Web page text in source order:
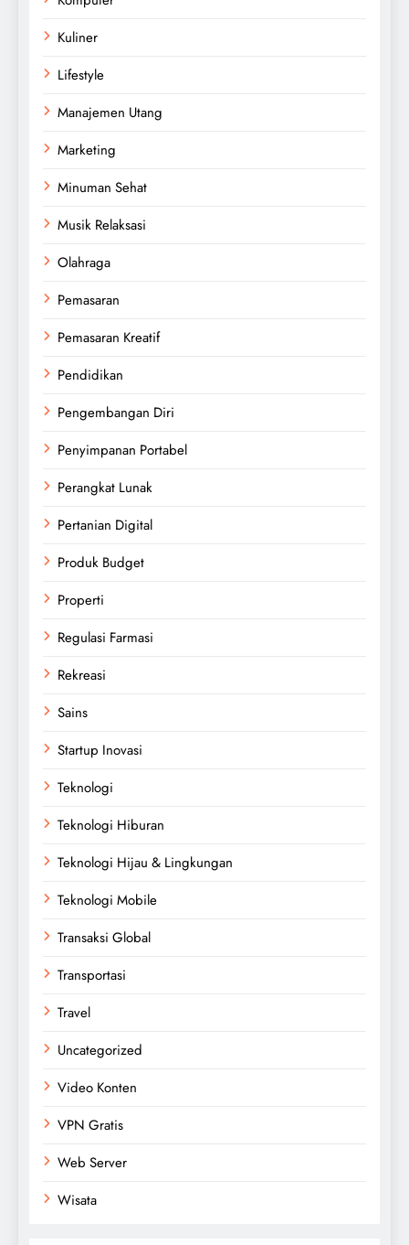
Kuliner
Lifestyle
Manajemen Utang
Marketing
Minuman Sehat
Musik Relaksasi
Olahraga
Pemasaran
Pemasaran Kreatif
Pendidikan
Pengembangan Diri
Penyimpanan Portabel
Perangkat Lunak
Pertanian Digital
Produk Budget
Properti
Regulasi Farmasi
Rekreasi
Sains
Startup Inovasi
Teknologi
Teknologi Hiburan
Teknologi Hijau & Lingkungan
Teknologi Mobile
Transaksi Global
Transportasi
Travel
Uncategorized
Video Konten
VPN Gratis
Web Server
Wisata